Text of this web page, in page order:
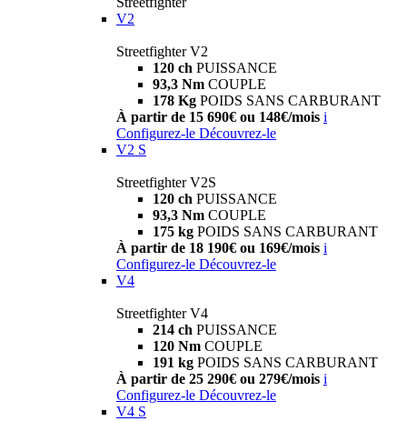
V2
Streetfighter V2
120 ch PUISSANCE
93,3 Nm COUPLE
178 Kg POIDS SANS CARBURANT
À partir de 15 690€ ou 148€/mois i
Configurez-le Découvrez-le
V2 S
Streetfighter V2S
120 ch PUISSANCE
93,3 Nm COUPLE
175 kg POIDS SANS CARBURANT
À partir de 18 190€ ou 169€/mois i
Configurez-le Découvrez-le
V4
Streetfighter V4
214 ch PUISSANCE
120 Nm COUPLE
191 kg POIDS SANS CARBURANT
À partir de 25 290€ ou 279€/mois i
Configurez-le Découvrez-le
V4 S